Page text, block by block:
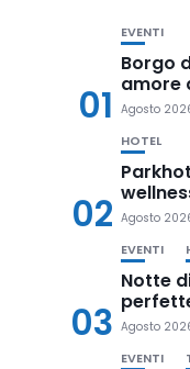
01
EVENTI
Borgo
amore
Agosto
02
HOTEL
Agosto
03
EVENTI
Notte
Agosto
EVENTI